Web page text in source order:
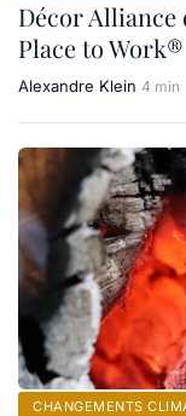
Décor
Place to Work®
Alexandre Klein 4 min
CHANGEMENTS